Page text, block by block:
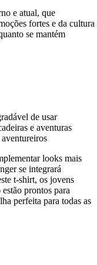
e atual, que
fortes e da cultura
se mantém
de usar
e aventuras
looks mais
se integrará
t-shirt, os jovens
prontos para
perfeita para todas as